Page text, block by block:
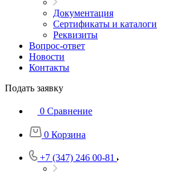
Документация
Сертификаты и каталоги
Реквизиты
Вопрос-ответ
Новости
Контакты
Подать заявку
0 Сравнение
0 Корзина
+7 (347) 246 00-81